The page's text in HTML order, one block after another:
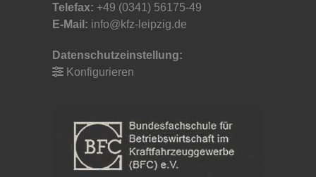
Telefax: +49 (0341) 56175-49
E-Mail: info@kfz-leipzig.de
Datenschutzeinstellung:
Konfigurieren